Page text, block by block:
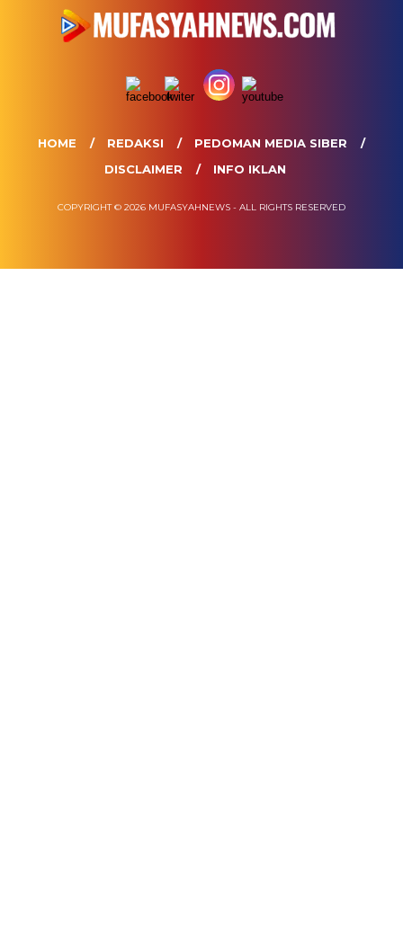
HOME REDAKSI
PEDOMAN MEDIA SIBER
DISCLAIMER
INFO IKLAN
COPYRIGHT © 2026 MUFASYAHNEWS - ALL RIGHTS RESERVED